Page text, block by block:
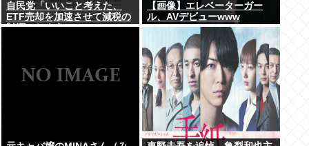
自民党「いいこと考えた、
ETF売却を加速させて減税の
財源にしよう」
【画像】エレベーターガー
ル、AVデビューwww